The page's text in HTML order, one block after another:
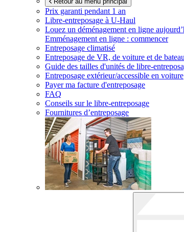
Prix garanti pendant 1 an
Libre-entreposage à U-Haul
Louez un déménagement en ligne
Emménagement en ligne : commencer
Entreposage climatisé
Entreposage de VR, de voiture et de bateau
Guide des tailles d'unités de libre-
Entreposage extérieur/accessible en voiture
Payer ma facture d'entreposage
FAQ
Conseils sur le libre-entreposage
Fournitures d’entreposage